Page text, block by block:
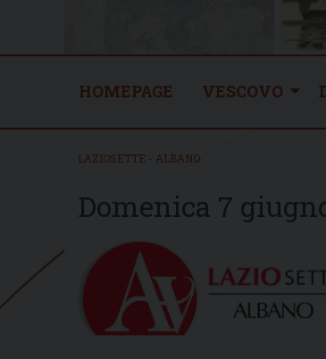
HOMEPAGE VESCOVO
LAZIOSETTE - ALBANO
Domenica 7